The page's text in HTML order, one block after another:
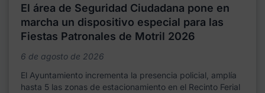
El área de Seguridad Ciudadana pone en
marcha un dispositivo especial para las
Fiestas Patronales de Motril 2026
6 de agosto de 2026
El Ayuntamiento incrementa la presencia policial, amplía
hasta 5 las zonas de estacionamiento en el Recinto Ferial